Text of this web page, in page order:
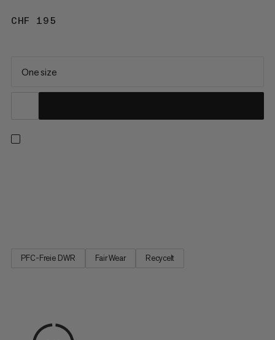
CHF 195
One size
PFC-Freie DWR Fair Wear Recycelt